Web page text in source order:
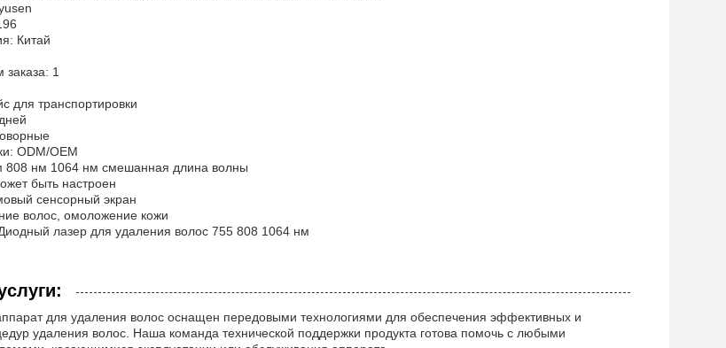
Китай
1
для транспортировки
ODM/OEM
808 нм 1064 нм смешанная длина волны
быть настроен
сенсорный экран
волос, омоложение кожи
лазер для удаления волос 755 808 1064 нм
для удаления волос оснащен передовыми технологиями для обеспечения эффективных и
удаления волос. Наша команда технической поддержки продукта готова помочь с любыми